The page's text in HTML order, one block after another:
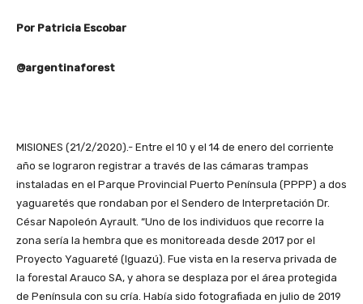
Por Patricia Escobar
@argentinaforest
MISIONES (21/2/2020).- Entre el 10 y el 14 de enero del corriente
año se lograron registrar a través de las cámaras trampas
instaladas en el Parque Provincial Puerto Península (PPPP) a dos
yaguaretés que rondaban por el Sendero de Interpretación Dr.
César Napoleón Ayrault. “Uno de los individuos que recorre la
zona sería la hembra que es monitoreada desde 2017 por el
Proyecto Yaguareté (Iguazú). Fue vista en la reserva privada de
la forestal Arauco SA, y ahora se desplaza por el área protegida
de Península con su cría. Había sido fotografiada en julio de 2019